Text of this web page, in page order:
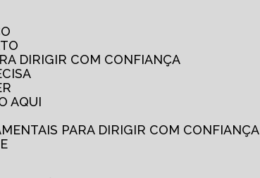
DIRIGIR COM CONFIANÇA
AQUI
PARA DIRIGIR COM CONFIANÇA